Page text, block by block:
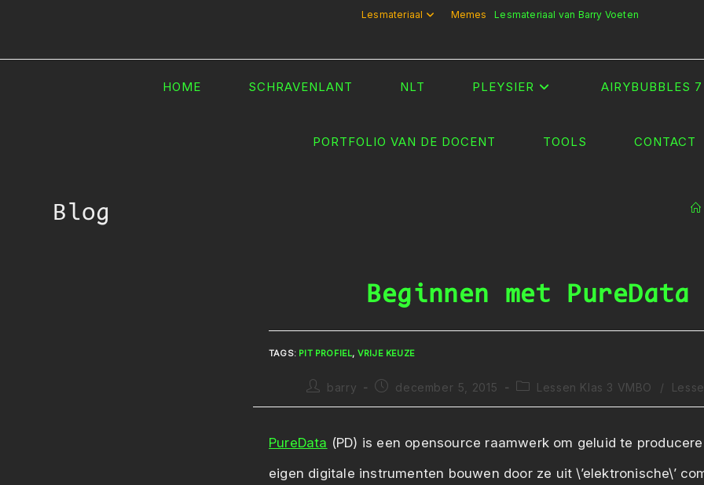
inhoud
Lesmateriaal Memes Lesmateriaal van Barry Voeten
HOME SCHRAVENLANT NLT PLEYSIER AIRYBUBBLES 7
PORTFOLIO VAN DE DOCENT TOOLS CONTACT
Blog
Beginnen met PureData
TAGS: PIT PROFIEL, VRIJE KEUZE
Bericht
barry
Berichtdecember 5, 2015 Berichtcategorie:
Lessen Klas 3 VMBO /
PureData (PD) is een opensource raamwerk om geluid te
eigen digitale instrumenten bouwen door ze uit \’elektronische\’